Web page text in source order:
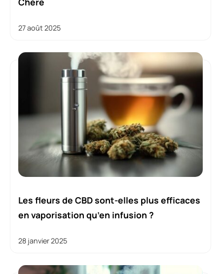
27 août 2025
Les fleurs de CBD sont-elles plus efficaces
en vaporisation qu’en infusion ?
28 janvier 2025